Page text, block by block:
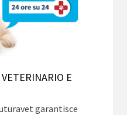
E
garantisce